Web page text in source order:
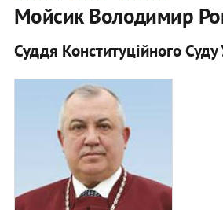
Мойсик Володимир
Суддя Конституційного Суду